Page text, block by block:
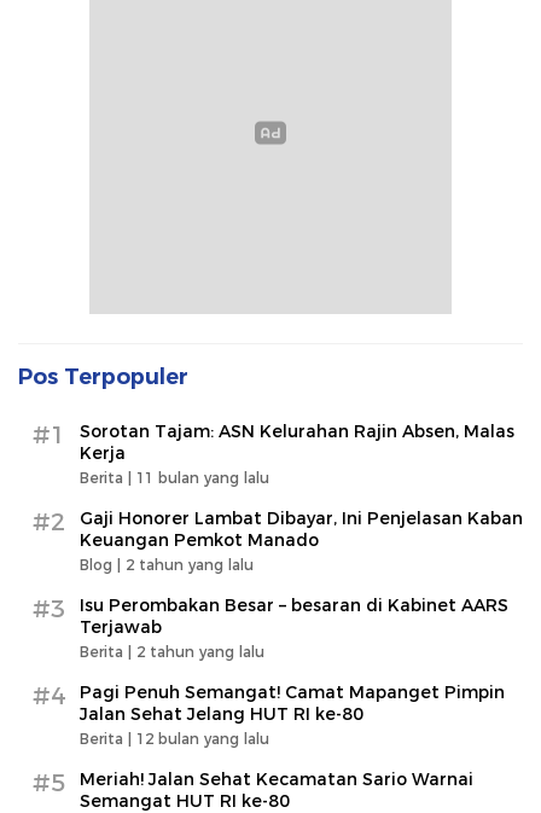
Pos Terpopuler
#1
Sorotan Tajam: ASN Kelurahan Rajin Absen, Malas
Kerja
Berita | 11 bulan yang lalu
#2
Gaji Honorer Lambat Dibayar, Ini Penjelasan Kaban
Keuangan Pemkot Manado
Blog | 2 tahun yang lalu
#3
Isu Perombakan Besar – besaran di Kabinet AARS
Terjawab
Berita | 2 tahun yang lalu
#4
Pagi Penuh Semangat! Camat Mapanget Pimpin
Jalan Sehat Jelang HUT RI ke-80
Berita | 12 bulan yang lalu
#5
Meriah! Jalan Sehat Kecamatan Sario Warnai
Semangat HUT RI ke-80